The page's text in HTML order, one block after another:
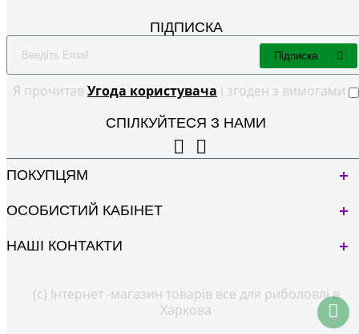
ПІДПИСКА
Я прочитав Угода користувача і згоден з вимогами
Підписка
СПІЛКУЙТЕСЯ З НАМИ
ПОКУПЦЯМ
ОСОБИСТИЙ КАБІНЕТ
НАШІ КОНТАКТИ
(с) Інтернет -магазин товарів все для риболовлі в
Харкова